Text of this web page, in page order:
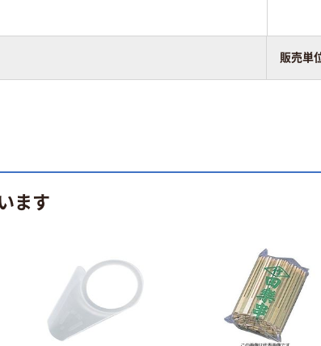
販売単
ます